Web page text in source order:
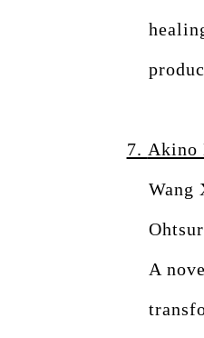
7. Akino
Wang
A